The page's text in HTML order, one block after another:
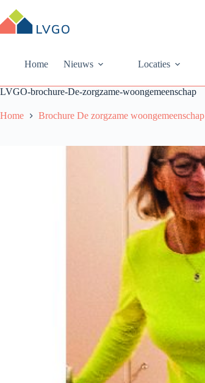
naar
de
Home Nieuws Locaties
LVGO-brochure-De-zorgzame-woongemeenschap
Home Brochure De zorgzame woongemeenschap